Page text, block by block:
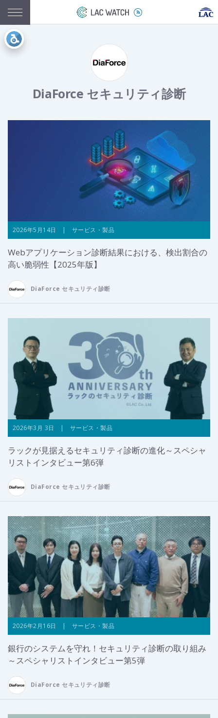
DiaForce セキュリティ診断
2026年5月14日 | サービス・製品
Webアプリケーション診断結果における、検出割合の
高い脆弱性【2025年版】
DiaForce セキュリティ診断
2026年3月 3日 | サービス・製品
ラックが見据えるセキュリティ診断の進化～スペシャ
リストインタビュー第6弾
DiaForce セキュリティ診断
2026年2月16日 | サービス・製品
銀行のシステムを守れ！セキュリティ診断の取り組み
～スペシャリストインタビュー第5弾
DiaForce セキュリティ診断